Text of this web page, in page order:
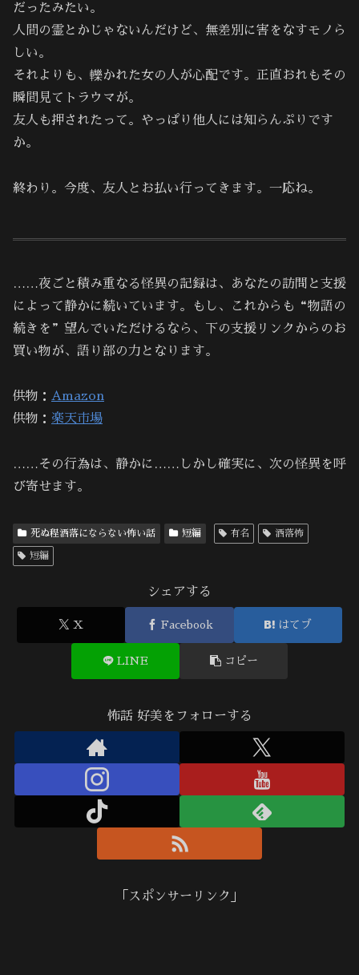
だったみたい。
人間の霊とかじゃないんだけど、無差別に害をなすモノら
しい。
それよりも、轢かれた女の人が心配です。正直おれもその
瞬間見てトラウマが。
友人も押されたって。やっぱり他人には知らんぷりです
か。
終わり。今度、友人とお払い行ってきます。一応ね。
……夜ごと積み重なる怪異の記録は、あなたの訪問と支援
によって静かに続いています。もし、これからも“物語の
続きを”望んでいただけるなら、下の支援リンクからのお
買い物が、語り部の力となります。
供物： Amazon
供物： 楽天市場
……その行為は、静かに……しかし確実に、次の怪異を呼
び寄せます。
死ぬ程洒落にならない怖い話 短編 有名 洒落怖
短編
シェアする
X Facebook はてブ
LINE コピー
怖話 好美をフォローする
「スポンサーリンク」